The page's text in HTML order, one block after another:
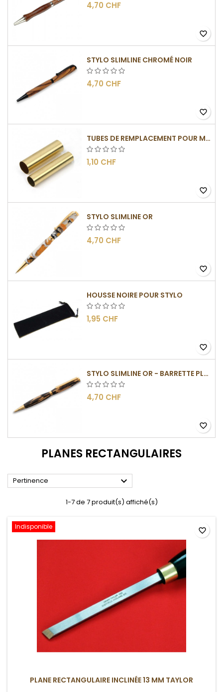
4,70 CHF
favorite_border
STYLO SLIMLINE CHROMÉ NOIR
4,70 CHF
favorite_border
TUBES DE REMPLACEMENT POUR MÉCANISME SLIMLINE
1,10 CHF
favorite_border
STYLO SLIMLINE OR
4,70 CHF
favorite_border
HOUSSE NOIRE POUR STYLO
1,95 CHF
favorite_border
STYLO SLIMLINE OR - BARRETTE PLATE
4,70 CHF
favorite_border
PLANES RECTANGULAIRES
Pertinence 
1-7 de 7 produit(s) affiché(s)
Indisponible
PLANE RECTANGULAIRE INCLINÉE 13 MM TAYLOR
favorite_border